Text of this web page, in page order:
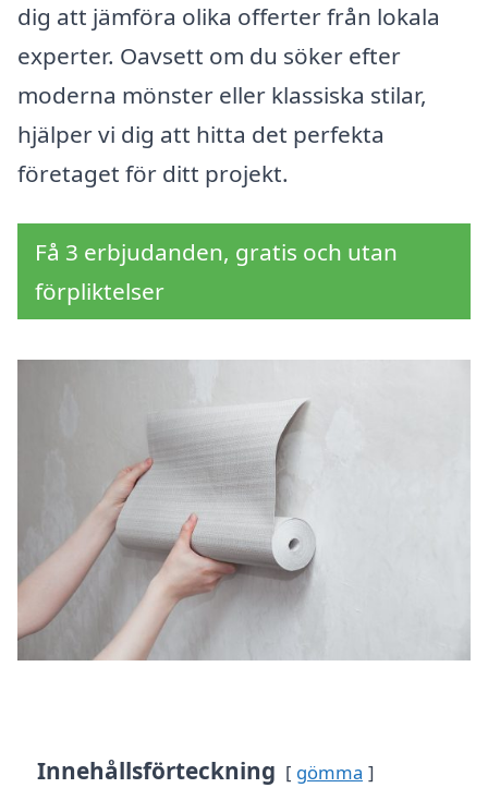
dig att jämföra olika offerter från lokala
experter. Oavsett om du söker efter
moderna mönster eller klassiska stilar,
hjälper vi dig att hitta det perfekta
företaget för ditt projekt.
Få 3 erbjudanden, gratis och utan
förpliktelser
Innehållsförteckning gömma